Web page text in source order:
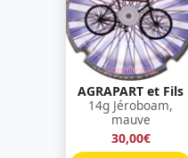
AGRAPART et Fils
14g Jéroboam,
mauve
30,00€